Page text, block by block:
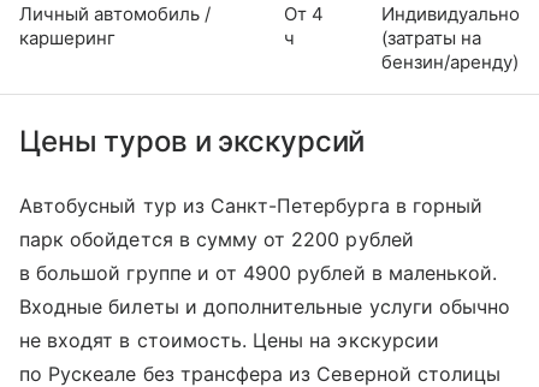
Личный автомобиль /
каршеринг
От 4
ч
Индивидуально
(затраты на
бензин/аренду)
Цены туров и экскурсий
Автобусный тур из Санкт-Петербурга в горный
парк обойдется в сумму от 2200 рублей
в большой группе и от 4900 рублей в маленькой.
Входные билеты и дополнительные услуги обычно
не входят в стоимость. Цены на экскурсии
по Рускеале без трансфера из Северной столицы